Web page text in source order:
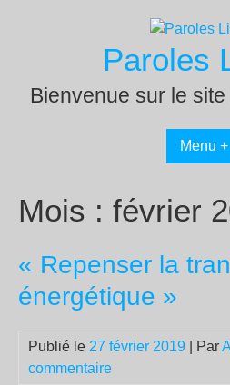
Paroles
Bienvenue sur le
Menu +
Mois : février
« Repenser la
énergétique »
Publié le 27 février 2019 | Par
commentaire